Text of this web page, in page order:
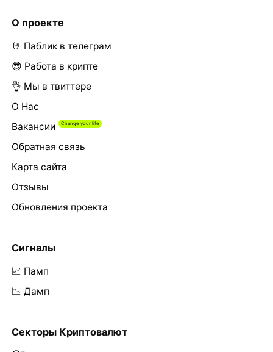
О проекте
🤘 Паблик в телеграм
😎 Работа в крипте
👌 Мы в твиттере
О Нас
Вакансии
Обратная связь
Карта сайта
Отзывы
Обновления проекта
Сигналы
📈 Памп
📉 Дамп
Секторы Криптовалют